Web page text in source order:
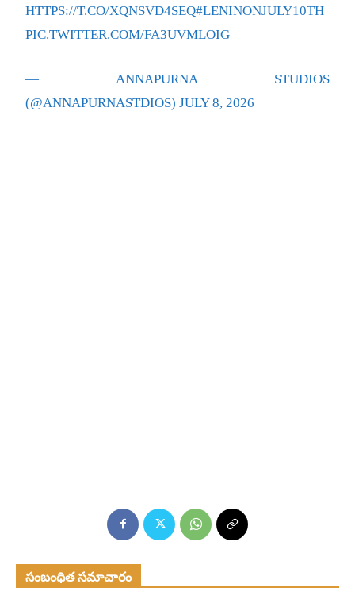
HTTPS://T.CO/XQNSVD4SEQ#LENINONJULY10TH
PIC.TWITTER.COM/FA3UVMLOIG
— ANNAPURNA STUDIOS
(@ANNAPURNASTDIOS)JULY 8, 2026
సంబంధిత సమాచారం